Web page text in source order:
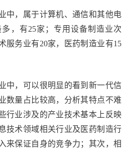
中，属于计算机、通信和其他电
，有25家；专用设备制造业次
服务业有20家，医药制造业有15
中，可以很明显的看到新一代信
数量占比较高，分析其特点不难
行业涉及的产业技术基本上反映
技术领域相关行业及医药制造行
来保证自身的竞争力；其次，相